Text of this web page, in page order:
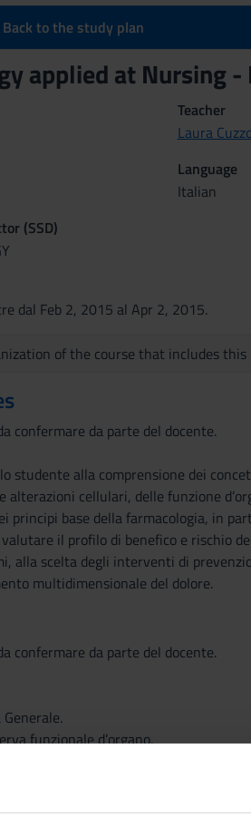
Back to the study plan
applied at Nursing -
Teacher
Laura
Language
Italian
(SSD)
dal Feb 2, 2015 al Apr 2, 2015.
of the course that includes
confermare da parte del docente.
studente alla comprensione dei
cellulari, delle funzione
principi base della farmacologia, in
il profilo di benefico e rischio
alla scelta degli interventi di
multidimensionale del dolore.
confermare da parte del docente.
funzionale d’organo.
generali: stato stazionario cellulare e
delle cellule (danno cellulare